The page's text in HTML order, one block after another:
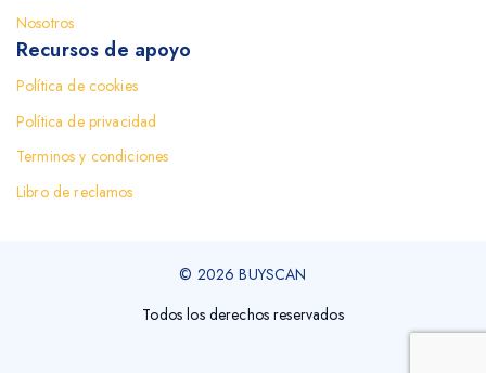
Nosotros
Recursos de apoyo
Política de cookies
Política de privacidad
Terminos y condiciones
Libro de reclamos
© 2026 BUYSCAN
Todos los derechos reservados